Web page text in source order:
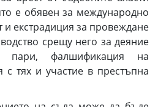
е обявен за международно
и екстрадиция за провеждане
срещу него за деяние
фалшификация на
с тях и участие в престъпна